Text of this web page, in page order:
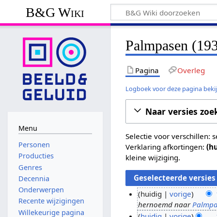
B&G Wiki
Palmpasen
Pagina Overleg
Logboek voor deze pagina
Naar versies
Selectie voor verschillen:
Verklaring afkortingen:
kleine wijziging.
huidig vorige
hernoemd naar
Menu
Personen
Producties
Genres
Decennia
Onderwerpen
Recente wijzigingen
Willekeurige pagina